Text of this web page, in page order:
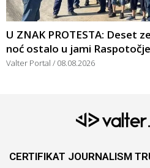
U ZNAK PROTESTA: Deset
noć ostalo u jami Raspotočje
Valter Portal 08.08.2026
CERTIFIKAT JOURNALISM